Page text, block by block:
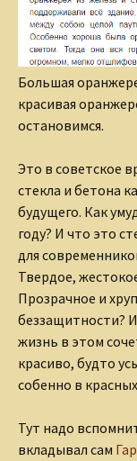
Большая
красивая
остановимся.
Это в советское
стекла и бетона
будущего. Как
году? И что это
для
Твердое,
Прозрачное и
беззащитности?
жизнь в этом
красиво, будто
собенно в
Тут надо
вкладывал сам